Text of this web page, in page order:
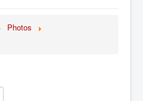
Photos